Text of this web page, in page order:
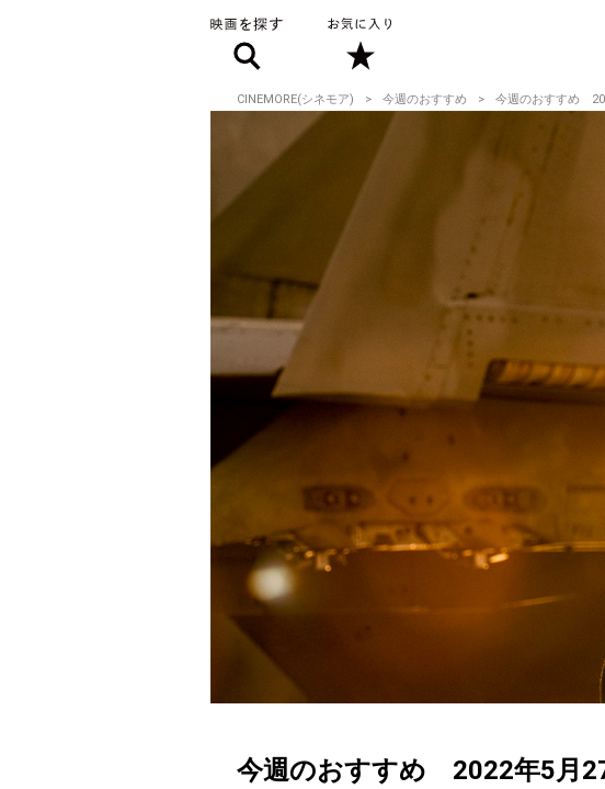
CINEMORE(シネモア) 今週のおすすめ 今週のおすすめ
今週のおすすめ 2022年5月